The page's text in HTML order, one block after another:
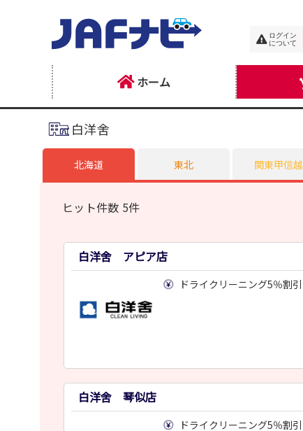
ログイン
について
ホーム
白洋舍
北海道 東北 関東甲信越
ヒット件数 5件
白洋舍 アピア店
ドライクリーニング5％割引
白洋舍 琴似店
ドライクリーニング5％割引